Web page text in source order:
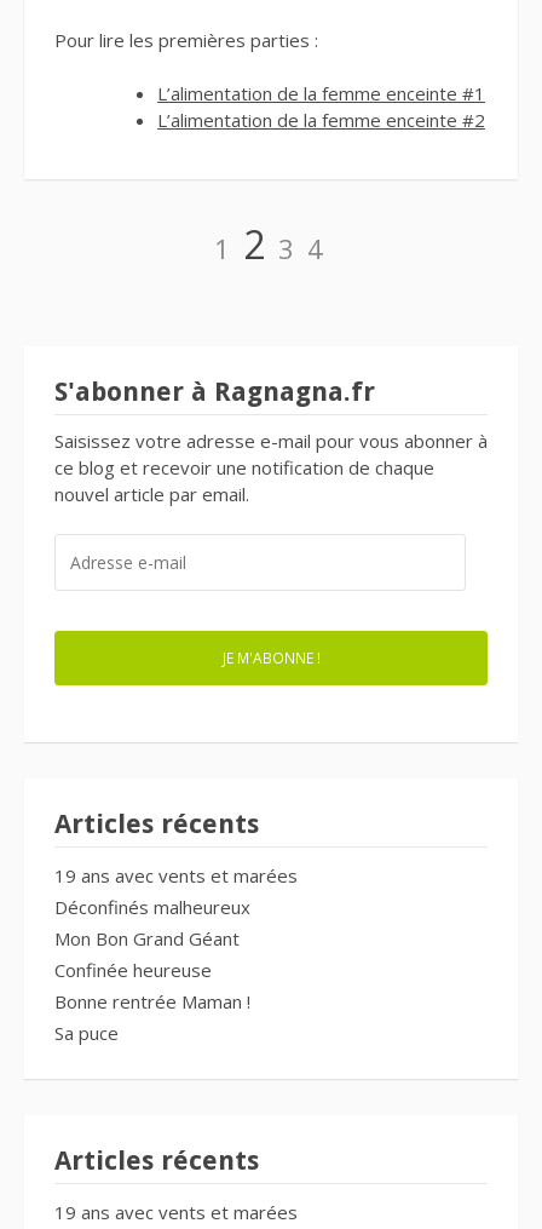
Pour lire les premières parties :
L’alimentation de la femme enceinte #1
L’alimentation de la femme enceinte #2
Page
1 Page
2 Page
3 Page
4
S'abonner à Ragnagna.fr
Saisissez votre adresse e-mail pour vous abonner à
ce blog et recevoir une notification de chaque
nouvel article par email.
MAIL
JE M'ABONNE !
Articles récents
19 ans avec vents et marées
Déconfinés malheureux
Mon Bon Grand Géant
Confinée heureuse
Bonne rentrée Maman !
Sa puce
Articles récents
19 ans avec vents et marées